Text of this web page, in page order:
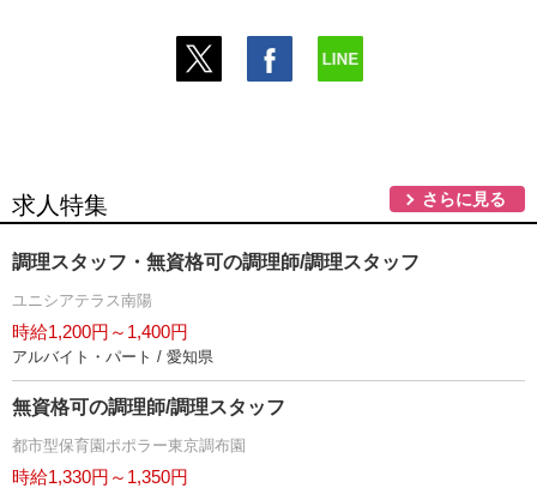
求人特集 さらに見る
調理スタッフ・無資格可の調理師/調理スタッフ
ユニシアテラス南陽
時給1,200円～1,400円
アルバイト・パート / 愛知県
無資格可の調理師/調理スタッフ
都市型保育園ポポラー東京調布園
時給1,330円～1,350円